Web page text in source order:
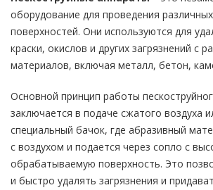
оборудование для проведения
поверхностей. Они используются для
краски, окислов и других загрязнений с
материалов, включая металл, бетон,
Основной принцип работы
заключается в подаче сжатого воздуха
специальный бачок, где абразивный
с воздухом и подается через сопло с
обрабатываемую поверхность. Это
и быстро удалять загрязнения и